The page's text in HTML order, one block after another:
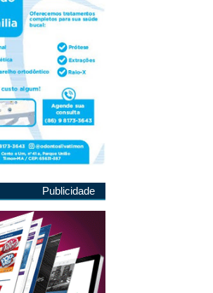
Publicidade